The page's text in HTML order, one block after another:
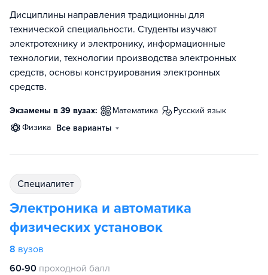
Дисциплины направления традиционны для
технической специальности. Студенты изучают
электротехнику и электронику, информационные
технологии, технологии производства электронных
средств, основы конструирования электронных
средств.
Экзамены в 39 вузах: математика
русский язык
физика Все варианты
специалитет
Электроника и автоматика
физических установок
8 вузов
60-90 проходной балл